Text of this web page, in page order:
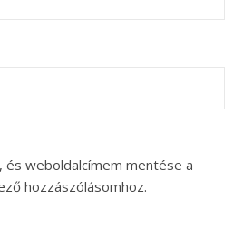
és weboldalcímem mentése a
hozzászólásomhoz.